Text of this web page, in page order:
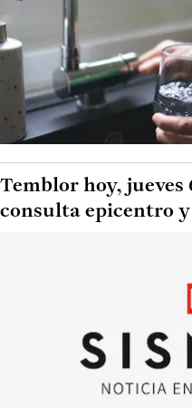
Temblor hoy, jueves
consulta epicentro